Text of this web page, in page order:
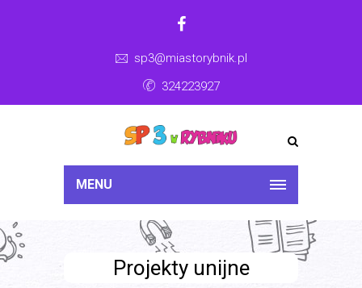
sp3@miastorybnik.pl
324223927
MENU
Projekty unijne